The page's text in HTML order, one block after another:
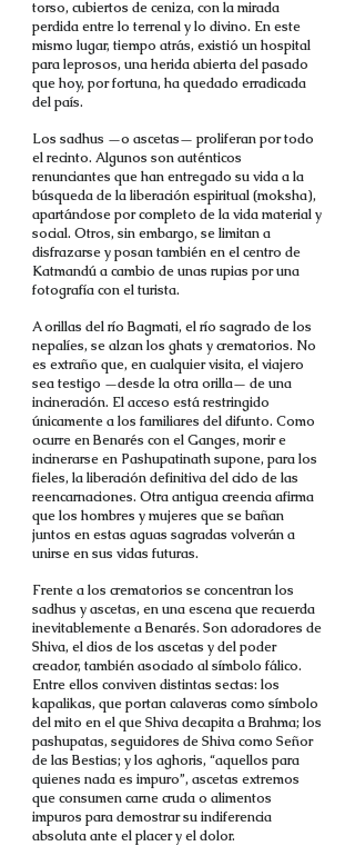
torso, cubiertos de ceniza, con la mirada
perdida entre lo terrenal y lo divino. En este
mismo lugar, tiempo atrás, existió un hospital
para leprosos, una herida abierta del pasado
que hoy, por fortuna, ha quedado erradicada
del país.
Los sadhus —o ascetas— proliferan por todo
el recinto. Algunos son auténticos
renunciantes que han entregado su vida a la
búsqueda de la liberación espiritual (moksha),
apartándose por completo de la vida material y
social. Otros, sin embargo, se limitan a
disfrazarse y posan también en el centro de
Katmandú a cambio de unas rupias por una
fotografía con el turista.
A orillas del río Bagmati, el río sagrado de los
nepalíes, se alzan los ghats y crematorios. No
es extraño que, en cualquier visita, el viajero
sea testigo —desde la otra orilla— de una
incineración. El acceso está restringido
únicamente a los familiares del difunto. Como
ocurre en Benarés con el Ganges, morir e
incinerarse en Pashupatinath supone, para los
fieles, la liberación definitiva del ciclo de las
reencarnaciones. Otra antigua creencia afirma
que los hombres y mujeres que se bañan
juntos en estas aguas sagradas volverán a
unirse en sus vidas futuras.
Frente a los crematorios se concentran los
sadhus y ascetas, en una escena que recuerda
inevitablemente a Benarés. Son adoradores de
Shiva, el dios de los ascetas y del poder
creador, también asociado al símbolo fálico.
Entre ellos conviven distintas sectas: los
kapalikas, que portan calaveras como símbolo
del mito en el que Shiva decapita a Brahma; los
pashupatas, seguidores de Shiva como Señor
de las Bestias; y los aghoris, “aquellos para
quienes nada es impuro”, ascetas extremos
que consumen carne cruda o alimentos
impuros para demostrar su indiferencia
absoluta ante el placer y el dolor.